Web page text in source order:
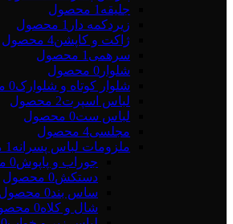
جلیقه 1 محصول
زیردکمه دار 1 محصول
ژاکت و کاپشن4 محصول
سرهمی 1 محصول
شلوار 0 محصول
شلوار کوتاه و شلوارک0 محصول
لباس اسپرت2 محصول
لباس ست0 محصول
مجلسی4 محصول
ملزومات لباس پسرانه 1 محصول
جوراب و پاپوش0 محصول
دستکش0 محصول
ساس بند0 محصول
شال و کلاه0 محصول